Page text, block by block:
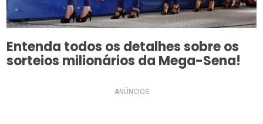
Entenda todos os detalhes sobre os
sorteios milionários da Mega-Sena!
ANÚNCIOS